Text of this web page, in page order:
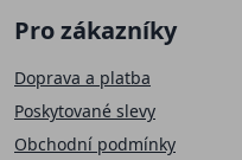
Pro zákazníky
Doprava a platba
Poskytované slevy
Obchodní podmínky